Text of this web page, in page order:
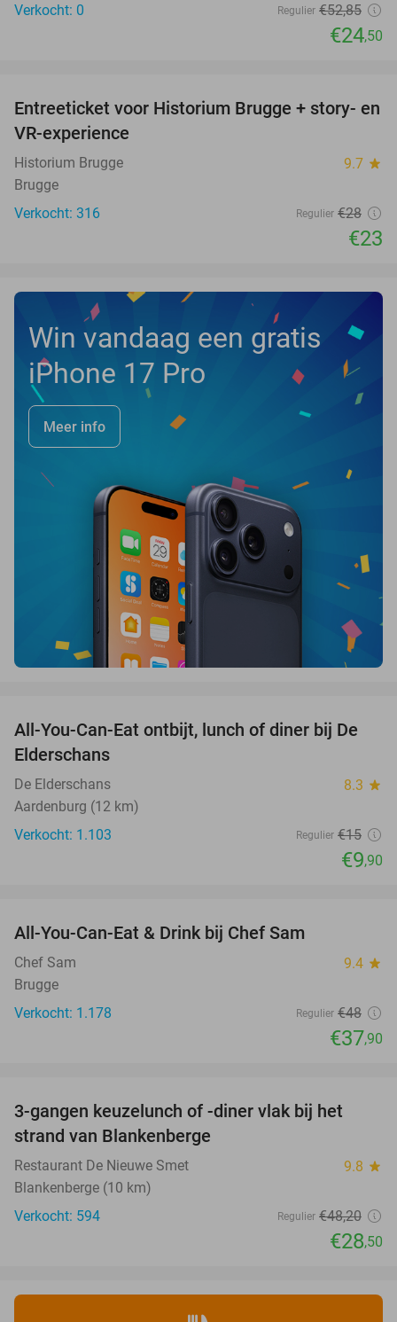
Verkocht: 0
Regulier €52,85
€24,50
18%
Entreeticket voor Historium Brugge + story- en
VR-experience
Historium Brugge 9.7 star
Brugge
Verkocht: 316
Regulier €28
€23
Win vandaag een gratis
iPhone 17 Pro
Meer info
34%
All-You-Can-Eat ontbijt, lunch of diner bij De
Elderschans
De Elderschans 8.3 star
Aardenburg (12 km)
Verkocht: 1.103
Regulier €15
€9,90
All-You-Can-Eat & Drink bij Chef Sam
Chef Sam 9.4 star
Brugge
Verkocht: 1.178
Regulier €48
€37,90
3-gangen keuzelunch of -diner vlak bij het
strand van Blankenberge
Restaurant De Nieuwe Smet 9.8 star
Blankenberge (10 km)
Verkocht: 594
Regulier €48,20
€28,50